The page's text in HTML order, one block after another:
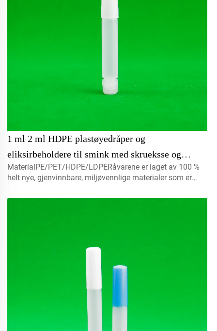
1 ml 2 ml HDPE plastøyedråper og
eliksirbeholdere til smink med skrueksse og
forsegling pakket i eske til industriell bruk
MaterialPE/PET/HDPE/LDPERåvarene er laget av 100 %
helt nye, gjenvinnbare, miljøvennlige materialer som er
oss for skreddersyingLokmister, sprayhatter, skruflok,